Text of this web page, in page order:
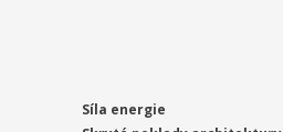
Síla energie